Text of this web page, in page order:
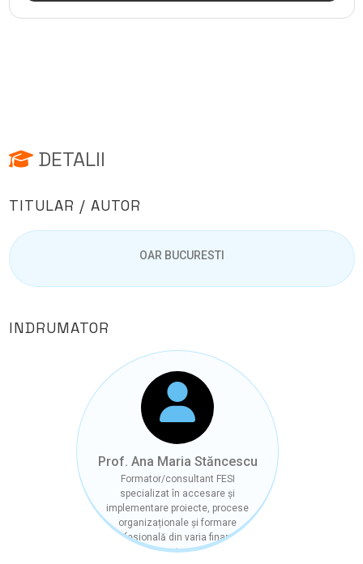
DETALII
TITULAR / AUTOR
OAR BUCURESTI
INDRUMATOR
Prof. Ana Maria Stăncescu
Formator/consultant FESI
specializat în accesare și
implementare proiecte, procese
organizaționale și formare
profesională din varia finanțări
POCU 3.7, expert-evaluator (Start